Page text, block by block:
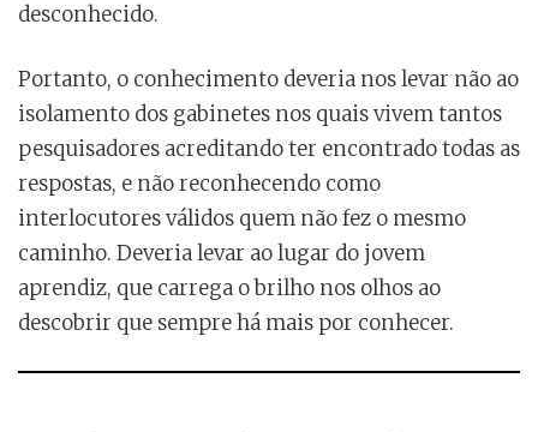
desconhecido.
Portanto, o conhecimento deveria nos levar não ao
isolamento dos gabinetes nos quais vivem tantos
pesquisadores acreditando ter encontrado todas as
respostas, e não reconhecendo como
interlocutores válidos quem não fez o mesmo
caminho. Deveria levar ao lugar do jovem
aprendiz, que carrega o brilho nos olhos ao
descobrir que sempre há mais por conhecer.